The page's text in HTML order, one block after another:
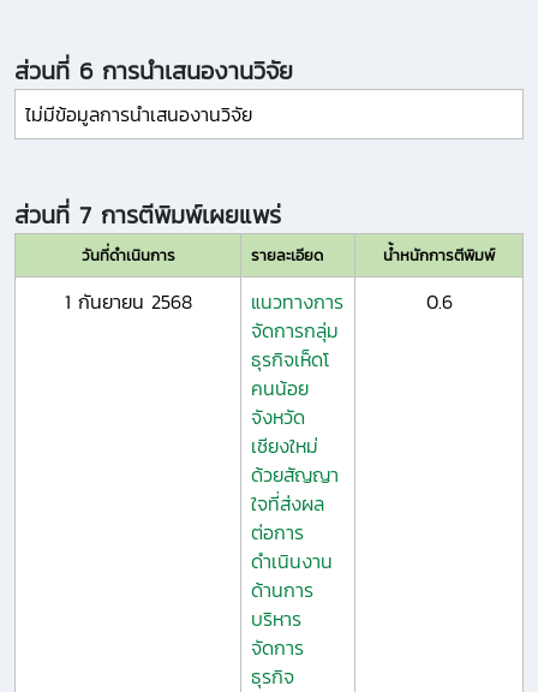
ส่วนที่ 6 การนำเสนองานวิจัย
ไม่มีข้อมูลการนำเสนองานวิจัย
ส่วนที่ 7 การตีพิมพ์เผยแพร่
วันที่ดำเนินการ รายละเอียด น้ำหนักการตีพิมพ์
1 กันยายน 2568
แนวทางการ
จัดการกลุ่ม
ธุรกิจเห็ดโ
คนน้อย
จังหวัด
เชียงใหม่
ด้วยสัญญา
ใจที่ส่งผล
ต่อการ
ดำเนินงาน
ด้านการ
บริหาร
จัดการ
ธุรกิจ
0.6